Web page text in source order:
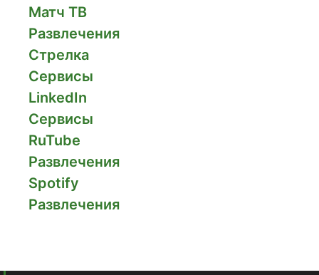
Матч ТВ
Развлечения
Стрелка
Сервисы
LinkedIn
Сервисы
RuTube
Развлечения
Spotify
Развлечения